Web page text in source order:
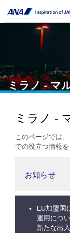
ミラノ - マ
ミラノ -
このページでは
での役立つ情報を
お知らせ
EU加盟国
運用につ
新たな出